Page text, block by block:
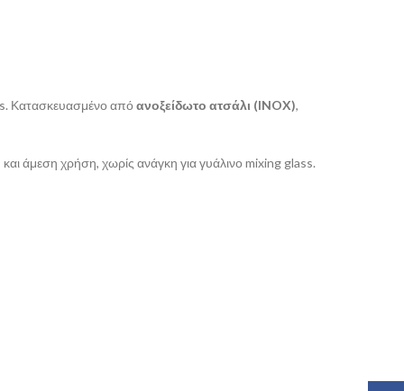
Κατασκευασμένο από ανοξείδωτο ατσάλι (INOX),
και άμεση χρήση, χωρίς ανάγκη για γυάλινο mixing glass.